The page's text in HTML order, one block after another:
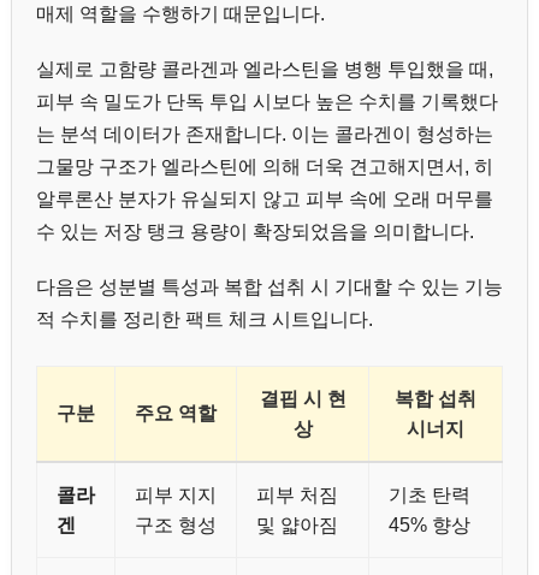
매제 역할을 수행하기 때문입니다.
실제로 고함량 콜라겐과 엘라스틴을 병행 투입했을 때,
피부 속 밀도가 단독 투입 시보다 높은 수치를 기록했다
는 분석 데이터가 존재합니다. 이는 콜라겐이 형성하는
그물망 구조가 엘라스틴에 의해 더욱 견고해지면서, 히
알루론산 분자가 유실되지 않고 피부 속에 오래 머무를
수 있는 저장 탱크 용량이 확장되었음을 의미합니다.
다음은 성분별 특성과 복합 섭취 시 기대할 수 있는 기능
적 수치를 정리한 팩트 체크 시트입니다.
구분 주요 역할
결핍 시 현
상
복합 섭취
시너지
콜라
겐
피부 지지
구조 형성
피부 처짐
및 얇아짐
기초 탄력
45% 향상